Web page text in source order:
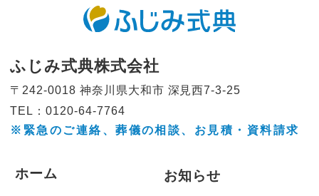
ふじみ式典株式会社
〒242-0018 神奈川県大和市 深見西7-3-25
TEL：0120-64-7764
※緊急のご連絡、葬儀の相談、 お見積・資料請求
ホーム お知らせ